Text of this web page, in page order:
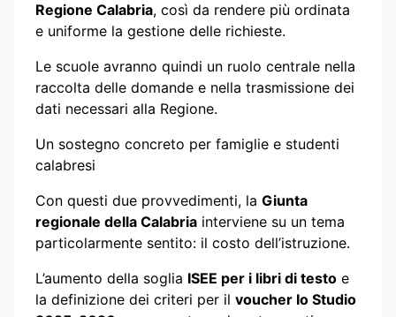
Regione Calabria, così da rendere più ordinata
e uniforme la gestione delle richieste.
Le scuole avranno quindi un ruolo centrale nella
raccolta delle domande e nella trasmissione dei
dati necessari alla Regione.
Un sostegno concreto per famiglie e studenti
calabresi
Con questi due provvedimenti, la Giunta
regionale della Calabria interviene su un tema
particolarmente sentito: il costo dell’istruzione.
L’aumento della soglia ISEE per i libri di testo e
la definizione dei criteri per il voucher Io Studio